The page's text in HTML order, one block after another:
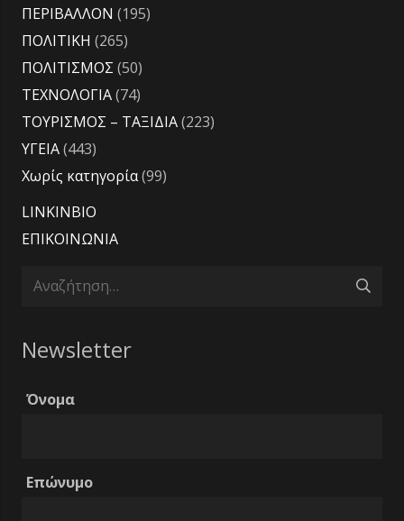
ΠΕΡΙΒΑΛΛΟΝ (195)
ΠΟΛΙΤΙΚΗ (265)
ΠΟΛΙΤΙΣΜΟΣ (50)
ΤΕΧΝΟΛΟΓΙΑ(74)
ΤΟΥΡΙΣΜΟΣ – ΤΑΞΙΔΙΑ(223)
ΥΓΕΙΑ(443)
Χωρίς κατηγορία(99)
LINKINBIO
ΕΠΙΚΟΙΝΩΝΙΑ
Αναζήτηση
Newsletter
Όνομα
Επώνυμο